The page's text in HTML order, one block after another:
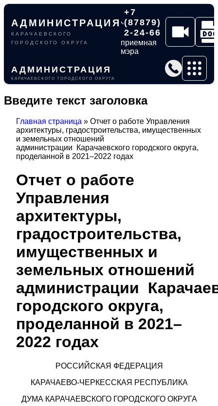
АДМИНИСТРАЦИЯ
КАРАЧАЕВСКОГО
ГОРОДСКОГО ОКРУГА
+7
(87879)
2-24-66
приемная
мэра
АДМИНИСТРАЦИЯ
КАРАЧАЕВСКОГО ГОРОДСКОГО ОКРУГА
Введите текст заголовка
Главная страница » Отчет о работе Управления
архитектуры, градостроительства, имущественных
и земельных отношений
администрации Карачаевского городского округа,
проделанной в 2021–2022 годах
Отчет о работе
Управления
архитектуры,
градостроительства,
имущественных и
земельных отношений
администрации
городского округа,
проделанной в 2021–
2022 годах
РОССИЙСКАЯ ФЕДЕРАЦИЯ
КАРАЧАЕВО-ЧЕРКЕССКАЯ РЕСПУБЛИКА
ДУМА КАРАЧАЕВСКОГО ГОРОДСКОГО ОКРУГА